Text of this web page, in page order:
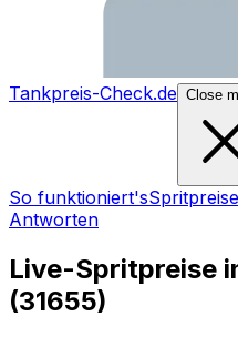
Tankpreis-Check.de Close
So funktioniert'sSpritpreise
Antworten
Live-Spritpreise
(31655)